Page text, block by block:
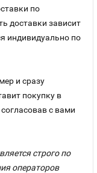
по
доставки зависит
индивидуально по
и сразу
покупку в
с вами
строго по
операторов